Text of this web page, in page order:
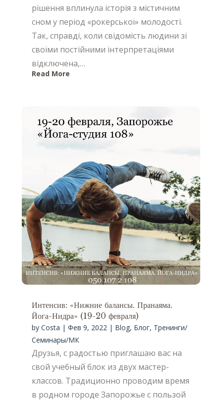
рішення вплинула історія з містичним
сном у період «рокерської» молодості.
Так, справді, коли свідомість людини зі
своїми постійними інтерпретаціями
відключена,…
Read More
Интенсив: «Нижние балансы. Пранаяма.
Йога-Нидра» (19-20 февраля)
by Costa | Фев 9, 2022| Blog, Блог, Тренинги/
Семинары/МК
Друзья, с радостью приглашаю вас на
свой учебный блок из двух мастер-
классов. Традиционно проводим время
в родном городе Запорожье с пользой